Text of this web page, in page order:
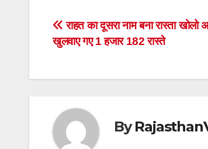
Post
navigation
राहत का दूसरा नाम बना रास्ता
खुलवाए गए 1 हजार 182 रास्ते
By